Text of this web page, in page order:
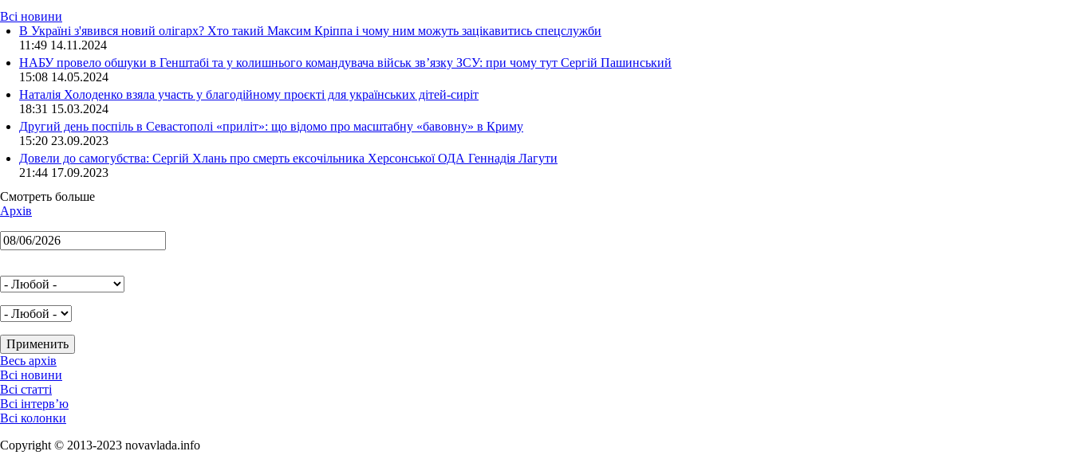
Всі новини
В Україні з'явився новий олігарх? Хто такий Максим Кріппа і чому ним можуть зацікавитись спецслужби
11:49 14.11.2024
НАБУ провело обшуки в Генштабі та у колишнього командувача військ зв’язку ЗСУ: при чому тут Сергій Пашинський
15:08 14.05.2024
Наталія Холоденко взяла участь у благодійному проєкті для українських дітей-сиріт
18:31 15.03.2024
Другий день поспіль в Севастополі «приліт»: що відомо про масштабну «бавовну» в Криму
15:20 23.09.2023
Довели до самогубства: Сергій Хлань про смерть ексочільника Херсонської ОДА Геннадія Лагути
21:44 17.09.2023
Смотреть больше
Архів
Весь архів
Всі новини
Всі статті
Всі інтерв’ю
Всі колонки
Copyright © 2013-2023 novavlada.info